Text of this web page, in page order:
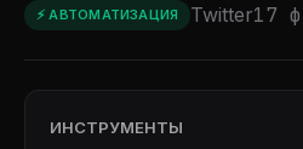
⚡ АВТОМАТИЗАЦИЯ Twitter17
ИНСТРУМЕНТЫ